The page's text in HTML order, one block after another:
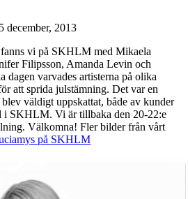
december, 2013
fanns vi på SKHLM med Mikaela
Filipsson, Amanda Levin och
dagen varvades artisterna på olika
att sprida julstämning. Det var en
väldigt uppskattat, både av kunder
i SKHLM. Vi är tillbaka den 20-22:e
Välkomna! Fler bilder från vårt
på SKHLM